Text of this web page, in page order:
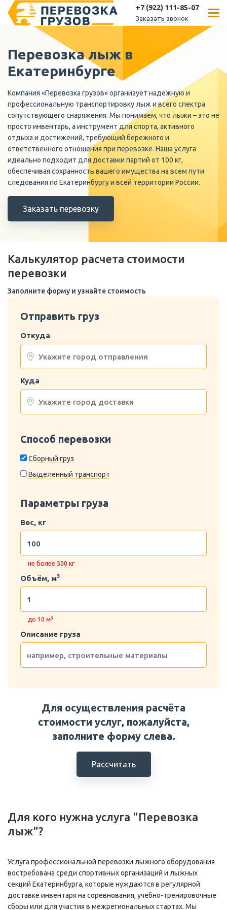
+7 (922) 111-85-07
Заказать звонок
Перевозка лыж в
Екатеринбурге
Компания «Перевозка грузов» организует надежную и
профессиональную транспортировку лыж и всего спектра
сопутствующего снаряжения. Мы понимаем, что лыжи – это не
просто инвентарь, а инструмент для спорта, активного
отдыха и достижений, требующий бережного и
ответственного отношения при перевозке. Наша услуга
идеально подходит для доставки партий от 100 кг,
обеспечивая сохранность вашего имущества на всем пути
следования по Екатеринбургу и всей территории России.
Заказать перевозку
Калькулятор расчета стоимости
перевозки
Заполните форму и узнайте стоимость
Отправить груз
Откуда
Куда
Способ перевозки
Сборный груз
Выделенный транспорт
Параметры груза
Вес, кг
не более 500 кг
Объём, м3
до 10 м3
Описание груза
Для осуществления расчёта
стоимости услуг, пожалуйста,
заполните форму слева.
Рассчитать
Для кого нужна услуга "Перевозка
лыж"?
Услуга профессиональной перевозки лыжного оборудования
востребована среди спортивных организаций и лыжных
секций Екатеринбурга, которые нуждаются в регулярной
доставке инвентаря на соревнования, учебно-тренировочные
сборы или для участия в межрегиональных стартах. Мы